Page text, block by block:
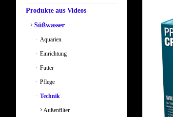
Produkte aus Videos
Süßwasser
Aquarien
Einrichtung
Futter
Pflege
Technik
Außenfilter